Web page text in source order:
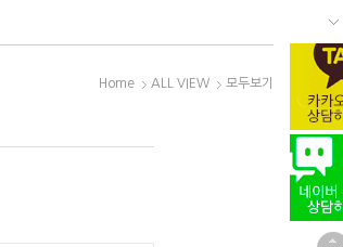
Home ALL VIEW 모두보기